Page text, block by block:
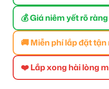
💰 Giá niêm yết rõ ràng
🚚 Miễn phí lắp đặt tận
❤️ Lắp xong hài lòng